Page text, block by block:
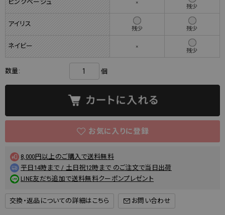
ピンクベージュ ×
残少
アイリス
残少 残少
ネイビー ×
残少
数量: 個
8,000円以上のご購入で送料無料
平日14時まで / 土日祝12時まで のご注文で当日出荷
LINE友だち追加で送料無料クーポンプレゼント
交換・返品についての詳細はこちら